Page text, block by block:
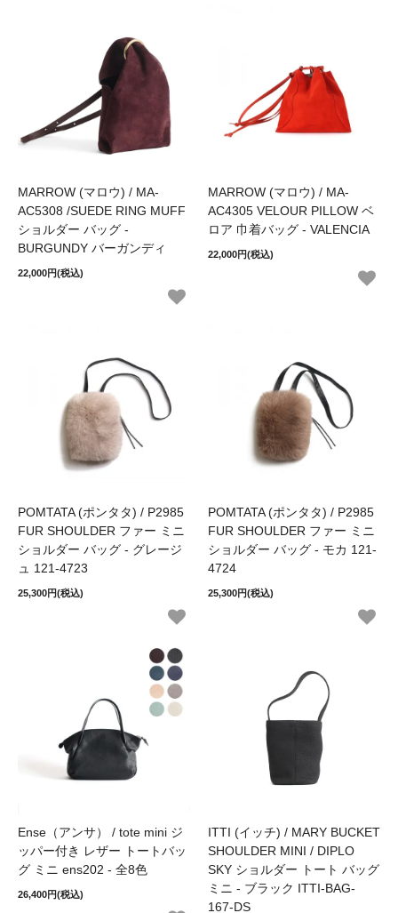
MARROW (マロウ) / MA-
AC5308 /SUEDE RING MUFF
ショルダー バッグ -
BURGUNDY バーガンディ
22,000円(税込)
MARROW (マロウ) / MA-
AC4305 VELOUR PILLOW ベ
ロア 巾着バッグ - VALENCIA
22,000円(税込)
POMTATA (ポンタタ) / P2985
FUR SHOULDER ファー ミニ
ショルダー バッグ - グレージ
ュ 121-4723
25,300円(税込)
POMTATA (ポンタタ) / P2985
FUR SHOULDER ファー ミニ
ショルダー バッグ - モカ 121-
4724
25,300円(税込)
Ense（アンサ） / tote mini ジ
ッパー付き レザー トートバッ
グ ミニ ens202 - 全8色
26,400円(税込)
ITTI (イッチ) / MARY BUCKET
SHOULDER MINI / DIPLO
SKY ショルダー トート バッグ
ミニ - ブラック ITTI-BAG-
167-DS